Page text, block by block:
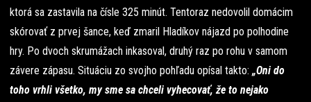
ktorá sa zastavila na čísle 325 minút. Tentoraz nedovolil domácim
skórovať z prvej šance, keď zmaril Hladíkov nájazd po polhodine
hry. Po dvoch skrumážach inkasoval, druhý raz po rohu v samom
závere zápasu. Situáciu zo svojho pohľadu opísal takto: „Oni do
toho vrhli všetko, my sme sa chceli vyhecovať, že to nejako